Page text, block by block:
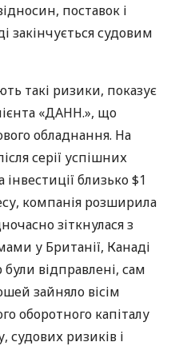
поставок і
закінчується судовим
такі ризики, показує
«ДАНН.», що
обладнання. На
серії успішних
близько $1
компанія розширила
зіткнулася з
у Британії, Канаді
відправлені, сам
зайняло вісім
оборотного капіталу
судових ризиків і